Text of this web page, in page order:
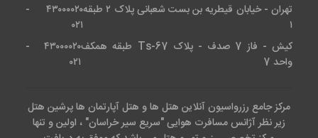
تهران - خیابان قیطریه بن بست شعبانی پلاک ۲ طبقه
۱
۴۳۰۰۰۰۲۰ -
۰۲۱
کیش - فاز 7 صدف - پلاک Ts-67 طبقه همکف
واحد 7
۴۳۰۰۰۰۲۰ -
۰۲۱
مرکز جامع رزرواسیون آنلاین هتل ها و هتل آپارتمان ها پرشین هتل
زیر نظر آژانس مسافرت هوایی "سریع سیر خراسان" ، اولین و تنها